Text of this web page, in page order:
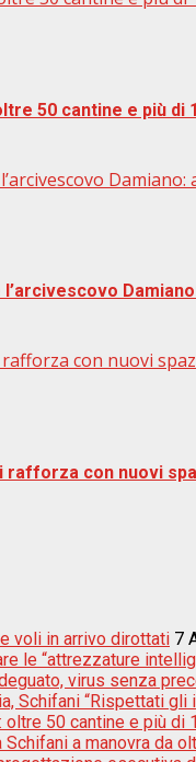
50 cantine e più
con nuovi
rafforza con nuovi
voli in arrivo dirottati 7
le “attrezzature
virus senza
Schifani “Rispettati gli
oltre 50 cantine e più
Schifani a manovra da